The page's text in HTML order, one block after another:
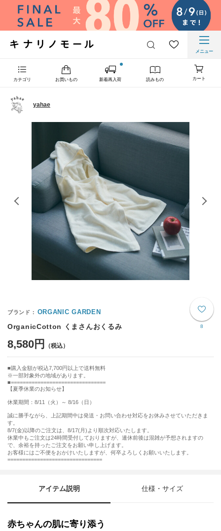
メニュー
カテゴリ お買いもの 新着再入荷 読みもの カート
yahae
8
ORGANIC GARDEN
OrganicCotton くまさんおくるみ
8,580円
購入金額が税込7,700円以上で送料無料
※一部対象外の地域があります。
================================
【夏季休業のお知らせ】
休業期間：8/11（火）～ 8/16（日）
誠に勝手ながら、上記期間中は発送・お問い合わせ対応をお休みさせていただきま
す。
8/7(金)以降のご注文は、8/17(月)より順次対応いたします。
休業中もご注文は24時間受付しておりますが、連休前後は混雑が予想されますの
で、余裕を持ったご注文をお願い申し上げます。
お客様にはご不便をおかけいたしますが、何卒よろしくお願いいたします。
================================
アイテム説明 仕様・サイズ
赤ちゃんの肌に寄り添う